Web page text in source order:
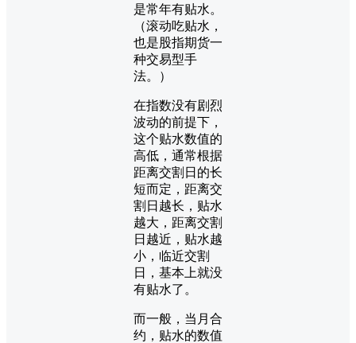
是常年有贴水。
（滚动吃贴水，
也是股指期货一
种交易型手
法。）
在指数没有剧烈
波动的前提下，
这个贴水数值的
高低，通常根据
距离交割日的长
短而定，距离交
割日越长，贴水
越大，距离交割
日越近，贴水越
小，临近交割
日，基本上就没
有贴水了。
而一般，当月合
约，贴水的数值